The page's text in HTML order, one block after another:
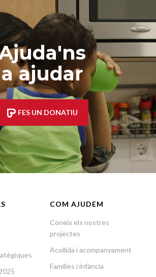
a ajudar
FES UN DONATIU
COM AJUDEM
Coneix els nostres
projectes
Acollida i acompanyament
Famílies i infància